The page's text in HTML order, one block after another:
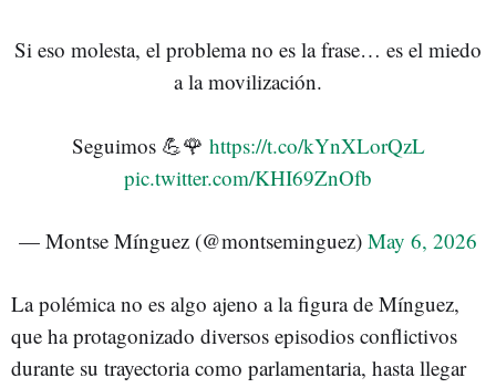
Si eso molesta, el problema no es la frase… es el miedo
a la movilización.
Seguimos 💪🌹 https://t.co/kYnXLorQzL
pic.twitter.com/KHI69ZnOfb
— Montse Mínguez (@montseminguez) May 6, 2026
La polémica no es algo ajeno a la figura de Mínguez,
que ha protagonizado diversos episodios conflictivos
durante su trayectoria como parlamentaria, hasta llegar